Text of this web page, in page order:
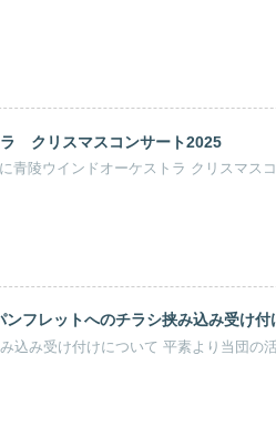
ラ クリスマスコンサート2025
青陵ウインドオーケストラ クリスマス
ンフレットへのチラシ挟み込み受け付
込み受け付けについて 平素より当団の活